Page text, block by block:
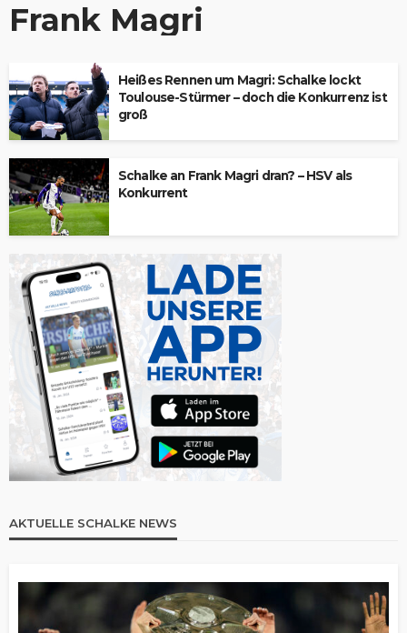
Frank Magri
Heißes Rennen um Magri: Schalke lockt
Toulouse-Stürmer – doch die Konkurrenz ist
groß
Schalke an Frank Magri dran? – HSV als
Konkurrent
AKTUELLE SCHALKE NEWS